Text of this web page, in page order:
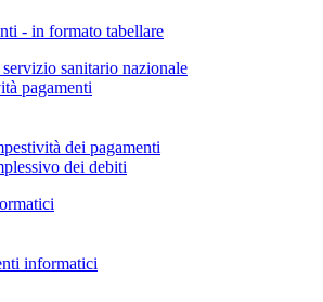
- in formato tabellare
sanitario nazionale
pagamenti
dei pagamenti
dei debiti
informatici